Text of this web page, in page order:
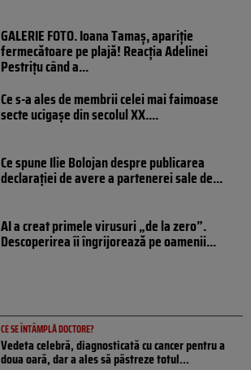
GALERIE FOTO. Ioana Tamaş, apariție
fermecătoare pe plajă! Reacția Adelinei
Pestrițu când a...
Ce s-a ales de membrii celei mai faimoase
secte ucigașe din secolul XX....
Ce spune Ilie Bolojan despre publicarea
declarației de avere a partenerei sale de...
AI a creat primele virusuri „de la zero”.
Descoperirea îi îngrijorează pe oamenii...
CE SE ÎNTÂMPLĂ DOCTORE?
Vedeta celebră, diagnosticată cu cancer pentru a
doua oară, dar a ales să păstreze totul...